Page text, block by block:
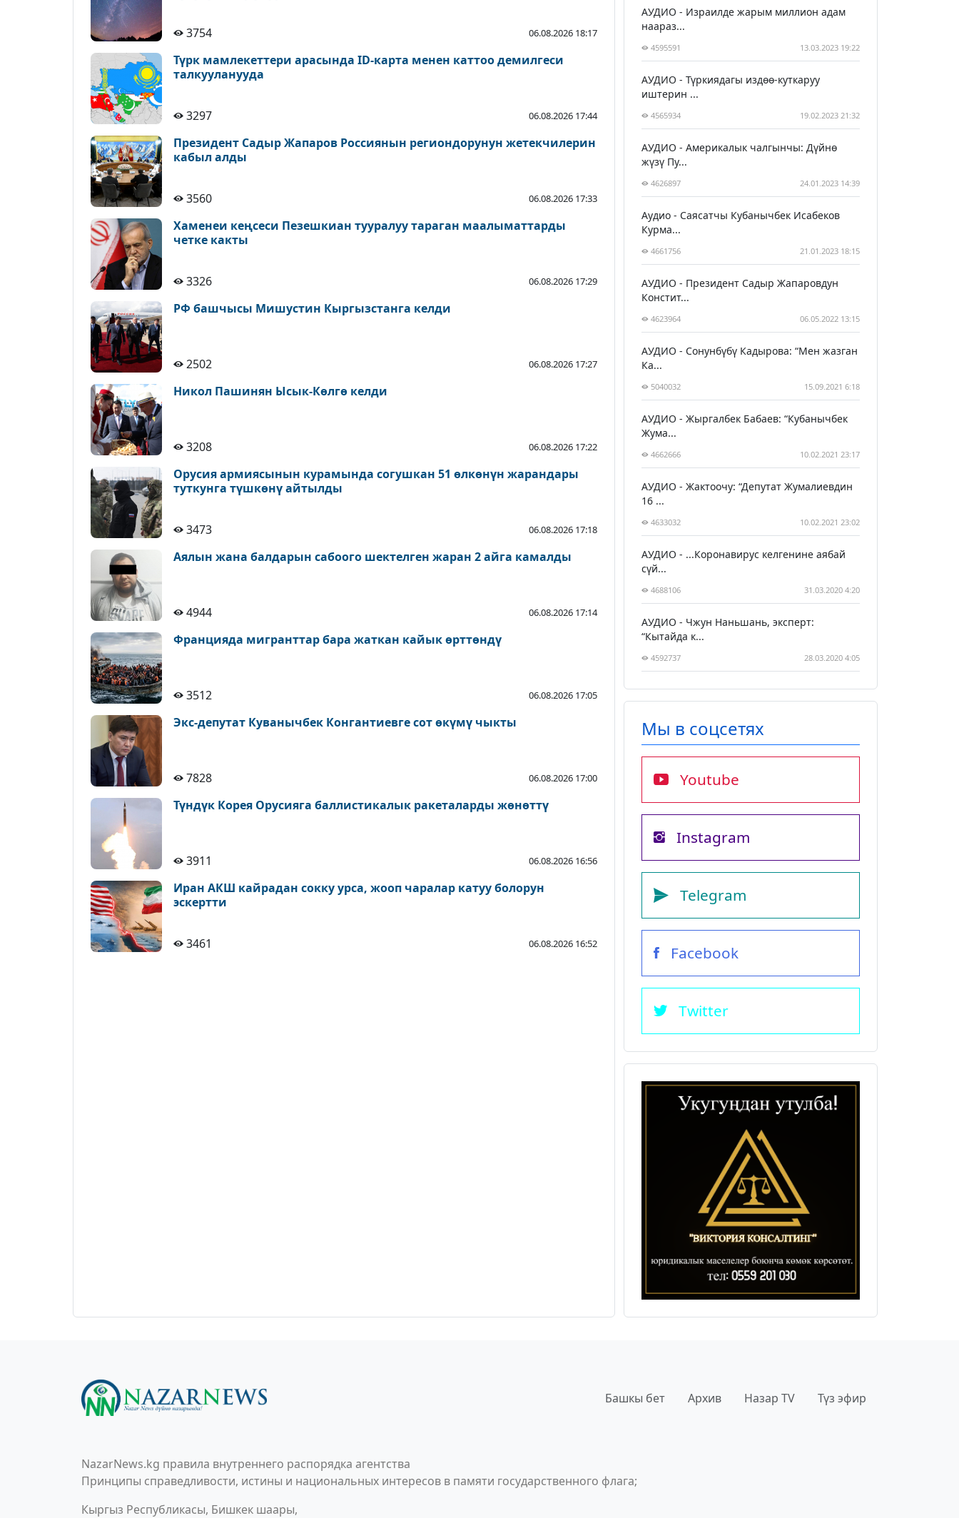
3754 06.08.2026 18:17
Түрк мамлекеттери арасында ID-карта менен каттоо демилгеси
талкууланууда
3297 06.08.2026 17:44
Президент Садыр Жапаров Россиянын региондорунун жетекчилерин
кабыл алды
3560 06.08.2026 17:33
Хаменеи кеңсеси Пезешкиан тууралуу тараган маалыматтарды
четке какты
3326 06.08.2026 17:29
РФ башчысы Мишустин Кыргызстанга келди
2502 06.08.2026 17:27
Никол Пашинян Ысык-Көлгө келди
3208 06.08.2026 17:22
Орусия армиясынын курамында согушкан 51 өлкөнүн жарандары
туткунга түшкөнү айтылды
3473 06.08.2026 17:18
Аялын жана балдарын сабоого шектелген жаран 2 айга камалды
4944 06.08.2026 17:14
Францияда мигранттар бара жаткан кайык өрттөндү
3512 06.08.2026 17:05
Экс-депутат Куванычбек Конгантиевге сот өкүмү чыкты
7828 06.08.2026 17:00
Түндүк Корея Орусияга баллистикалык ракеталарды жөнөттү
3911 06.08.2026 16:56
Иран АКШ кайрадан сокку урса, жооп чаралар катуу болорун
эскертти
3461 06.08.2026 16:52
АУДИО - Израилде жарым миллион адам
наараз...
4595591 13.03.2023 19:22
АУДИО - Түркиядагы издөө-куткаруу
иштерин ...
4565934 19.02.2023 21:32
АУДИО - Америкалык чалгынчы: Дүйнө
жүзү Пу...
4626897 24.01.2023 14:39
Аудио - Саясатчы Кубанычбек Исабеков
Курма...
4661756 21.01.2023 18:15
АУДИО - Президент Садыр Жапаровдун
Констит...
4623964 06.05.2022 13:15
АУДИО - Сонунбүбү Кадырова: “Мен жазган
Ка...
5040032 15.09.2021 6:18
АУДИО - Жыргалбек Бабаев: “Кубанычбек
Жума...
4662666 10.02.2021 23:17
АУДИО - Жактоочу: “Депутат Жумалиевдин
16 ...
4633032 10.02.2021 23:02
АУДИО - ...Коронавирус келгенине аябай
сүй...
4688106 31.03.2020 4:20
АУДИО - Чжун Наньшань, эксперт:
“Кытайда к...
4592737 28.03.2020 4:05
Мы в соцсетях
Youtube
Instagram
Telegram
Facebook
Twitter
Башкы бет Архив Назар TV Түз эфир
NazarNews.kg правила внутреннего распорядка агентства
Принципы справедливости, истины и национальных интересов в памяти государственного флага;
Кыргыз Республикасы, Бишкек шаары,